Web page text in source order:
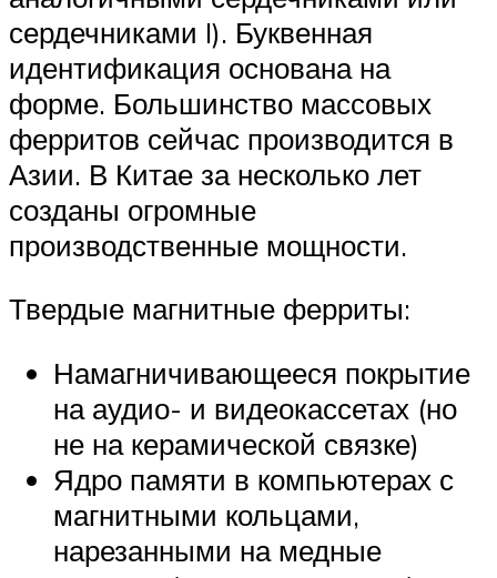
сердечниками I). Буквенная
идентификация основана на
форме. Большинство массовых
ферритов сейчас производится в
Азии. В Китае за несколько лет
созданы огромные
производственные мощности.
Твердые магнитные ферриты:
Намагничивающееся покрытие
на аудио- и видеокассетах (но
не на керамической связке)
Ядро памяти в компьютерах с
магнитными кольцами,
нарезанными на медные